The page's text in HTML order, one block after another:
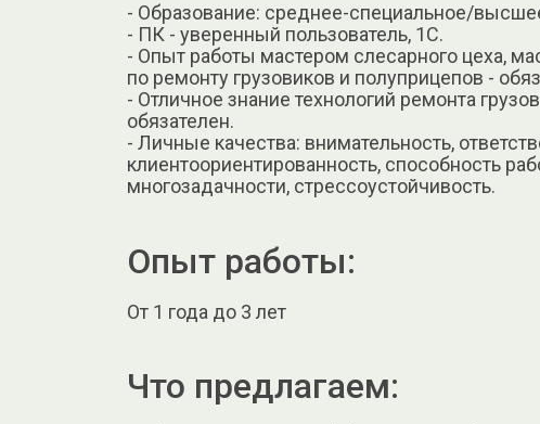
- Образование: среднее-специальное/
- ПК - уверенный пользователь, 1С.
- Опыт работы мастером слесарного цеха,
по ремонту грузовиков и полуприцепов -
- Отличное знание технологий ремонта
обязателен.
- Личные качества: внимательность,
клиентоориентированность, способность
многозадачности, стрессоустойчивость.
Опыт работы:
От 1 года до 3 лет
Что предлагаем: